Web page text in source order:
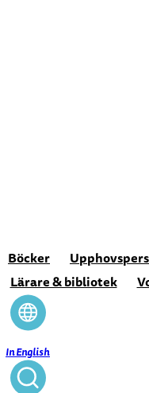
Böcker
Lärare & bibliotek
In English